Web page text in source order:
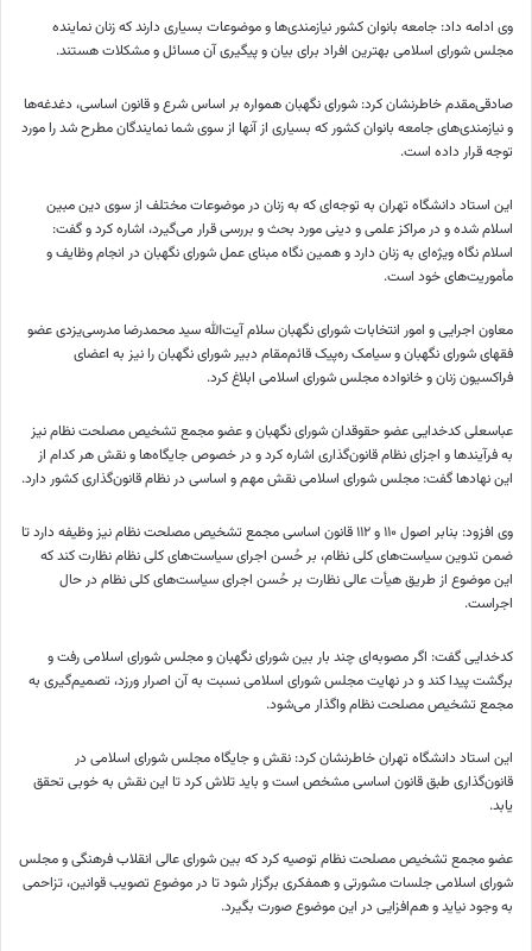
وی ادامه داد: جامعه بانوان کشور نیازمندی‌ها و موضوعات بسیاری دارند که زنان نماینده
مجلس شورای اسلامی بهترین افراد برای بیان و پیگیری آن مسائل و مشکلات هستند.
صادقی‌مقدم خاطرنشان کرد: شورای نگهبان همواره بر اساس شرع و قانون اساسی، دغدغه‌ها
و نیازمندی‌های جامعه بانوان کشور که بسیاری از آنها از سوی شما نمایندگان مطرح شد را مورد
توجه قرار داده است.
این استاد دانشگاه تهران به توجه‌ای که به زنان در موضوعات مختلف از سوی دین مبین
اسلام شده و در مراکز علمی و دینی مورد بحث و بررسی قرار می‌گیرد، اشاره کرد و گفت:
اسلام نگاه ویژه‌ای به زنان دارد و همین نگاه مبنای عمل شورای نگهبان در انجام وظایف و
مأموریت‌های خود است.
معاون اجرایی و امور انتخابات شورای نگهبان سلام آیت‌الله سید محمدرضا مدرسی‌یزدی عضو
فقهای شورای نگهبان و سیامک ره‌پیک قائم‌مقام دبیر شورای نگهبان را نیز به اعضای
فراکسیون زنان و خانواده مجلس شورای اسلامی ابلاغ کرد.
عباسعلی کدخدایی عضو حقوقدان شورای نگهبان و عضو مجمع تشخیص مصلحت نظام نیز
به فرآیندها و اجزای نظام قانون‌گذاری اشاره کرد و در خصوص جایگاه‌ها و نقش هر کدام از
این نهادها گفت: مجلس شورای اسلامی نقش مهم و اساسی در نظام قانون‌گذاری کشور دارد.
وی افزود: بنابر
اصول ۱۱۰ و ۱۱۲ قانون اساسی مجمع تشخیص مصلحت نظام نیز وظیفه دارد تا
ضمن تدوین سیاست‌های کلی نظام، بر حُسن اجرای سیاست‌های کلی نظام نظارت کند که
این موضوع از طریق هیأت عالی نظارت بر حُسن اجرای سیاست‌های کلی نظام در حال
اجراست.
کدخدایی گفت: اگر مصوبه‌ای چند بار بین شورای نگهبان و مجلس شورای اسلامی رفت و
برگشت پیدا کند و در نهایت مجلس شورای اسلامی نسبت به آن اصرار ورزد، تصمیم‌گیری به
مجمع تشخیص مصلحت نظام واگذار می‌شود.
این استاد دانشگاه تهران خاطرنشان کرد: نقش و جایگاه مجلس شورای اسلامی در
قانون‌گذاری طبق قانون اساسی مشخص است و باید تلاش کرد تا این نقش به خوبی تحقق
یابد.
عضو مجمع تشخیص مصلحت نظام توصیه کرد که بین شورای عالی انقلاب فرهنگی و مجلس
شورای اسلامی جلسات مشورتی و همفکری برگزار شود تا در موضوع تصویب قوانین، تزاحمی
به وجود نیاید و هم‌افزایی در این موضوع صورت بگیرد.